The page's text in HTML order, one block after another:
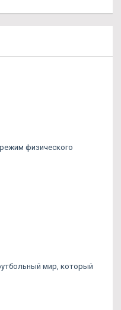
физического
мир, который